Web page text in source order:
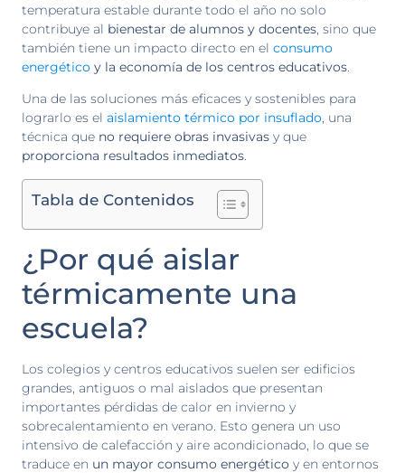
temperatura estable durante todo el año no solo
contribuye al bienestar de alumnos y docentes, sino que
también tiene un impacto directo en el consumo
energético y la economía de los centros educativos.
Una de las soluciones más eficaces y sostenibles para
lograrlo es el aislamiento térmico por insuflado, una
técnica que no requiere obras invasivas y que
proporciona resultados inmediatos.
Tabla de Contenidos
¿Por qué aislar
térmicamente una
escuela?
Los colegios y centros educativos suelen ser edificios
grandes, antiguos o mal aislados que presentan
importantes pérdidas de calor en invierno y
sobrecalentamiento en verano. Esto genera un uso
intensivo de calefacción y aire acondicionado, lo que se
traduce en un mayor consumo energético y en entornos